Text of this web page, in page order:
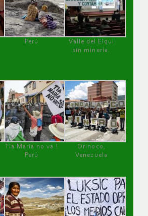
Perú
Valle del Elqui
sin minería.
Tía María no va !
Perú
Orinoco,
Venezuela